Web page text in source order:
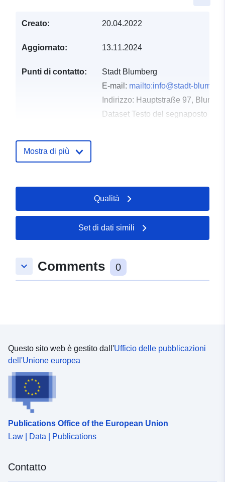
Creato: 20.04.2022
Aggiornato: 13.11.2024
Punti di contatto:
Stadt Blumberg
E-mail: mailto:info@stadt-
Indirizzo: Hauptstraße 97,
Dataset Testo del segnaposto
Registro del
catalogo:
Spaziale: Coordinate: [ [ 8.6094686,
47.847996 ], [ 8.6117511,
47.847996 ], [ 8.6117511,
47.8444913 ], [ 8.6094686,
uriRef:
http://data.europa.eu/88u/dataset/
Mostra di più
Qualità
Set di dati simili
keyboard_arrow_down Comments 0
Questo sito web è gestito dall'Ufficio delle pubblicazioni
dell'Unione europea
Publications Office of the European Union
Law | Data | Publications
Contatto